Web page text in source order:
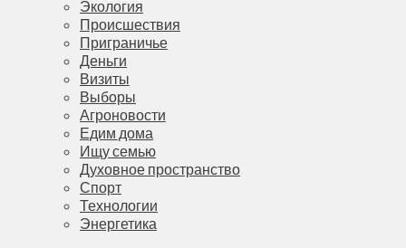
Экология
Происшествия
Приграничье
Деньги
Визиты
Выборы
Агроновости
Едим дома
Ищу семью
Духовное пространство
Спорт
Технологии
Энергетика